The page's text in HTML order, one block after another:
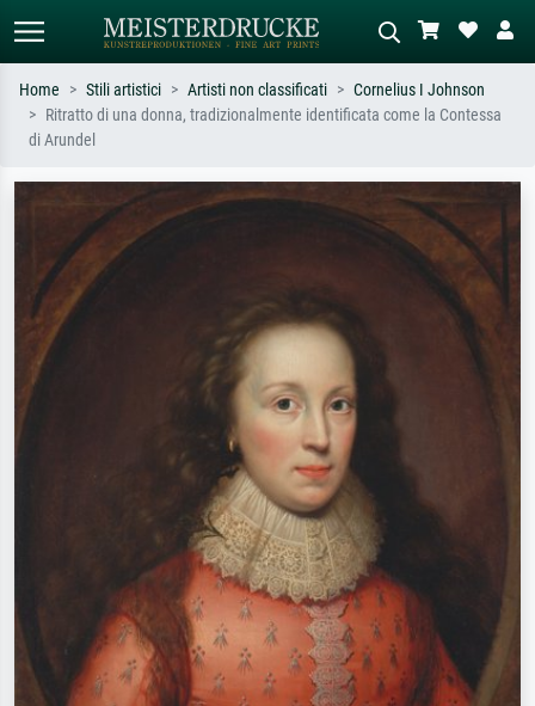
Monet, Notte stellata,
Impressionismo, onda di Hokusai,
nudo.
astratto con molto rosso, dipinto a
olio scuro, nudo in piedi vicino a un
albero.
Home Stili artistici Artisti non classificati
Cornelius I Johnson
Ritratto di una donna, tradizionalmente identificata come la Contessa
di Arundel